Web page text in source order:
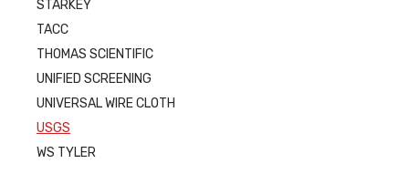
STARKEY
TACC
THOMAS SCIENTIFIC
UNIFIED SCREENING
UNIVERSAL WIRE CLOTH
USGS
WS TYLER